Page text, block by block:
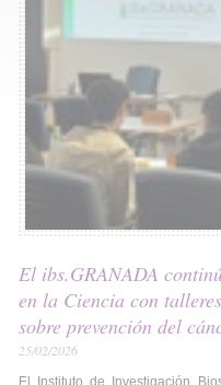
El ibs.GRANADA
en la Ciencia con
sobre prevención del
25/02/2026
El Instituto de Investigación